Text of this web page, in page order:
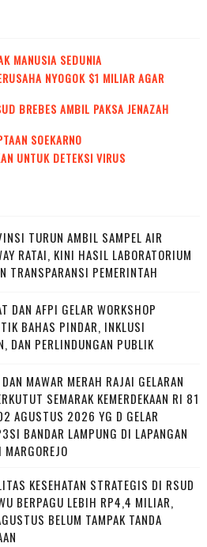
MANUSIA SEDUNIA
NYOGOK $1 MILIAR AGAR
BREBES AMBIL PAKSA JENAZAH
SOEKARNO
UNTUK DETEKSI VIRUS
TURUN AMBIL SAMPEL AIR
RATAI, KINI HASIL LABORATORIUM
TRANSPARANSI PEMERINTAH
DAN AFPI GELAR WORKSHOP
BAHAS PINDAR, INKLUSI
DAN PERLINDUNGAN PUBLIK
MAWAR MERAH RAJAI GELARAN
SEMARAK KEMERDEKAAN RI 81
AGUSTUS 2026 YG D GELAR
BANDAR LAMPUNG DI LAPANGAN
KESEHATAN STRATEGIS DI RSUD
BERPAGU LEBIH RP4,4 MILIAR,
BELUM TAMPAK TANDA